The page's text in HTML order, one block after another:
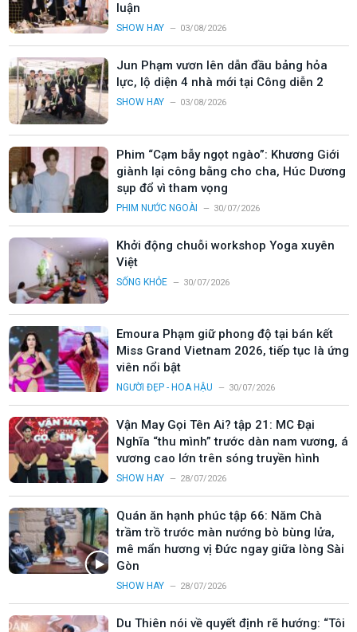
luận
SHOW HAY 03/08/2026
Jun Phạm vươn lên dẫn đầu bảng hỏa
lực, lộ diện 4 nhà mới tại Công diễn 2
SHOW HAY 03/08/2026
Phim “Cạm bẫy ngọt ngào”: Khương Giới
giành lại công bằng cho cha, Húc Dương
sụp đổ vì tham vọng
PHIM NƯỚC NGOÀI 30/07/2026
Khởi động chuỗi workshop Yoga xuyên
Việt
SỐNG KHỎE 30/07/2026
Emoura Phạm giữ phong độ tại bán kết
Miss Grand Vietnam 2026, tiếp tục là ứng
viên nổi bật
NGƯỜI ĐẸP - HOA HẬU 30/07/2026
Vận May Gọi Tên Ai? tập 21: MC Đại
Nghĩa “thu mình” trước dàn nam vương, á
vương cao lớn trên sóng truyền hình
SHOW HAY 28/07/2026
Quán ăn hạnh phúc tập 66: Năm Chà
trầm trồ trước màn nướng bò bùng lửa,
mê mẩn hương vị Đức ngay giữa lòng Sài
Gòn
SHOW HAY 28/07/2026
Du Thiên nói về quyết định rẽ hướng: “Tôi